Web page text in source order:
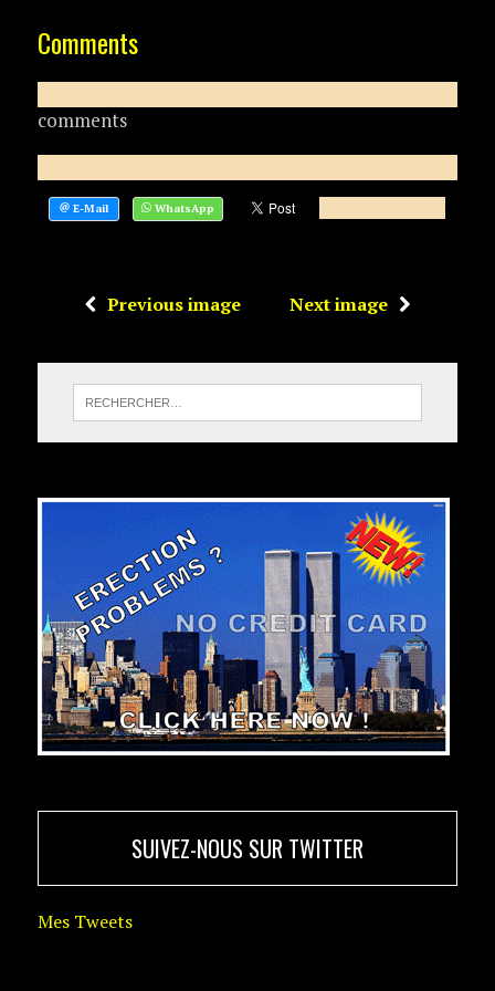
Comments
comments
Previous image Next image
SUIVEZ-NOUS SUR TWITTER
Mes Tweets